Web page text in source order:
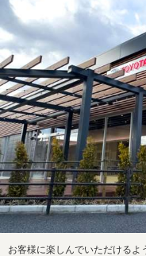
お客様に楽しんでいただける